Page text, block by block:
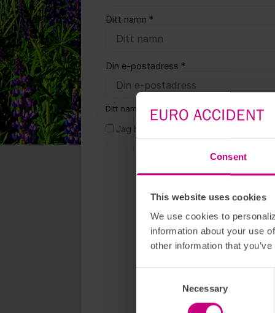
Consent
This website uses cookies
We use cookies to
information about your use
other information that
Necessary
Ditt namn *
Din e-postadress *
Ditt namn och inlägg kan komma att ses
Jag har tagit del av